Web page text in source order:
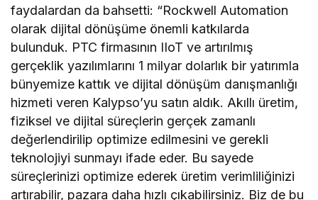
faydalardan da bahsetti: “Rockwell Automation
olarak dijital dönüşüme önemli katkılarda
bulunduk. PTC firmasının IIoT ve artırılmış
gerçeklik yazılımlarını 1 milyar dolarlık bir yatırımla
bünyemize kattık ve dijital dönüşüm danışmanlığı
hizmeti veren Kalypso’yu satın aldık. Akıllı üretim,
fiziksel ve dijital süreçlerin gerçek zamanlı
değerlendirilip optimize edilmesini ve gerekli
teknolojiyi sunmayı ifade eder. Bu sayede
süreçlerinizi optimize ederek üretim verimliliğinizi
artırabilir, pazara daha hızlı çıkabilirsiniz. Biz de bu